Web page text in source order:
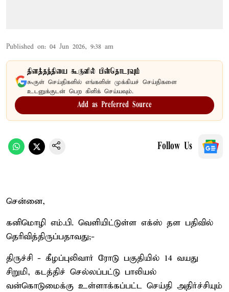
Published on: 04 Jun 2026, 9:38 am
தினத்தந்தியை கூகுளில் பின்தொடரவும்
கூகுள் செய்திகளில் எங்களின் முக்கியச் செய்திகளை
உடனுக்குடன் பெற கிளிக் செய்யவும்.
Add as Preferred Source
Follow Us
சென்னை,
கனிமொழி எம்.பி. வெளியிட்டுள்ள எக்ஸ் தள பதிவில்
தெரிவித்திருப்பதாவது;-
திருச்சி - கீழப்புலிவார் ரோடு பகுதியில் 14 வயது
சிறுமி, கடத்திச் செல்லப்பட்டு பாலியல்
வன்கொடுமைக்கு உள்ளாக்கப்பட்ட செய்தி அதிர்ச்சியும்